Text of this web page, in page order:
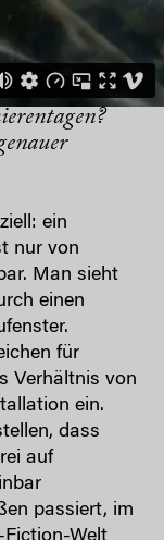
ein
nur von
Man sieht
einen
für
Verhältnis von
ein.
dass
auf
passiert, im